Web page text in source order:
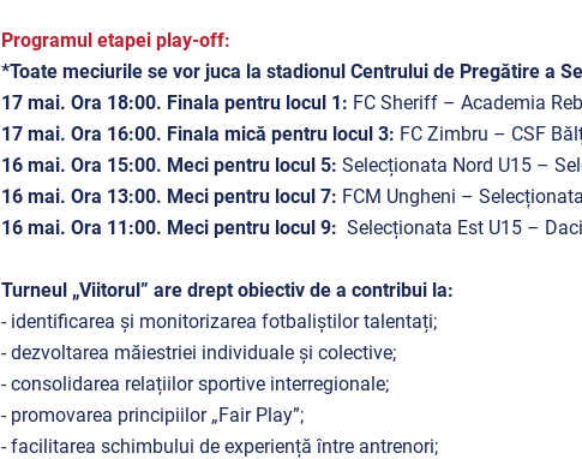
Programul etapei play-off:
*Toate meciurile se vor juca la stadionul Centrului de Pregătire a
17 mai. Ora 18:00. Finala pentru locul 1: FC Sheriff – Academia
17 mai. Ora 16:00. Finala mică pentru locul 3: FC Zimbru – CSF
16 mai. Ora 15:00. Meci pentru locul 5: Selecționata Nord U15 –
16 mai. Ora 13:00. Meci pentru locul 7: FCM Ungheni –
16 mai. Ora 11:00. Meci pentru locul 9: Selecționata Est U15 –
Turneul „Viitorul” are drept obiectiv de a contribui la:
- identificarea și monitorizarea fotbaliștilor talentați;
- dezvoltarea măiestriei individuale și colective;
- consolidarea relațiilor sportive interregionale;
- promovarea principiilor „Fair Play”;
- facilitarea schimbului de experiență între antrenori;